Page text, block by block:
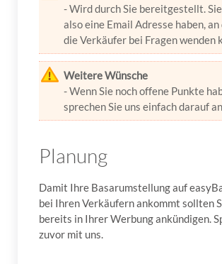
- Wird durch Sie bereitgestellt.
also eine Email Adresse haben, an
die Verkäufer bei Fragen wenden
Weitere Wünsche
- Wenn Sie noch offene Punkte
sprechen Sie uns einfach darauf
Planung
Damit Ihre Basarumstellung auf
bei Ihren Verkäufern ankommt sollten
bereits in Ihrer Werbung ankündigen.
zuvor mit uns.